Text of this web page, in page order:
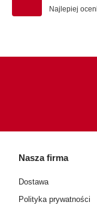
Najlepiej
Nasza firma
Dostawa
Polityka prywatności